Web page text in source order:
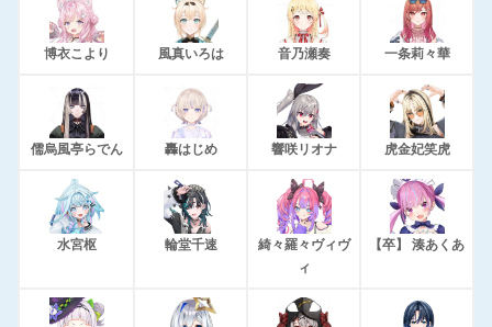
博衣こより 風真いろは 音乃瀬奏 一条莉々華
儒烏風亭らでん 轟はじめ 響咲リオナ 虎金妃笑虎
水宮枢 輪堂千速
綺々羅々ヴィヴ
ィ
【卒】 湊あくあ